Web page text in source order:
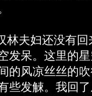
夫妇还没有回
发呆。这里的
的风凉丝丝的
些发觫。我回